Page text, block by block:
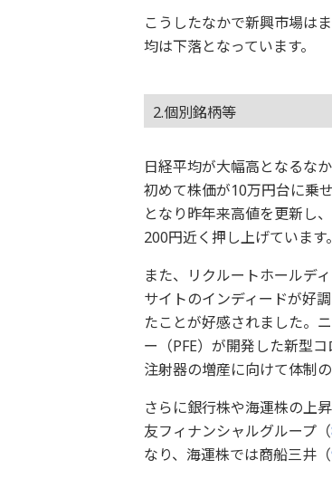
こうしたなかで新興市場は
均は下落となっています。
2.個別銘柄等
日経平均が大幅高となるな
初めて株価が10万円台に乗
となり昨年来高値を更新し
200円近く押し上げています。
また、リクルートホールデ
サイトのインディードが好
たことが好感されました。
ー（PFE）が開発した新型
注射器の増産に向けて体制
さらに銀行株や海運株の上
友フィナンシャルグループ（
なり、海運株では商船三井（